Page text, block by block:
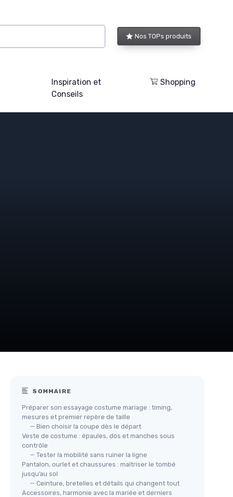
Nos TOPs produits
Inspiration et
Conseils
Shopping
SOMMAIRE
Préparer son essayage costume mariage : timing,
mesures et premier repère de taille
— Bien choisir la coupe dès le départ
Veste de costume : épaules, dos et manches sous
contrôle
— Tester la mobilité sans ruiner la ligne
Pantalon, ourlet et chaussures : maîtriser le tombé
jusqu’au sol
— Ceinture, bretelles et détails qui changent tout
Accessoires, harmonie avec la mariée et derniers